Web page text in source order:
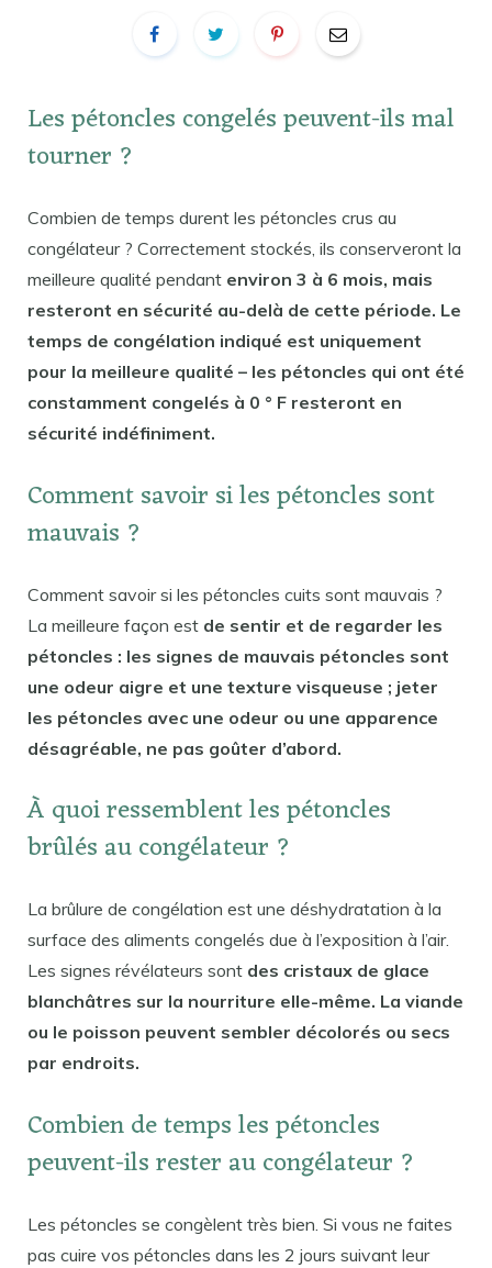
Les pétoncles congelés peuvent-ils mal
tourner ?
Combien de temps durent les pétoncles crus au
congélateur ? Correctement stockés, ils conserveront la
meilleure qualité pendant environ 3 à 6 mois, mais
resteront en sécurité au-delà de cette période. Le
temps de congélation indiqué est uniquement
pour la meilleure qualité – les pétoncles qui ont été
constamment congelés à 0 ° F resteront en
sécurité indéfiniment.
Comment savoir si les pétoncles sont
mauvais ?
Comment savoir si les pétoncles cuits sont mauvais ?
La meilleure façon est de sentir et de regarder les
pétoncles : les signes de mauvais pétoncles sont
une odeur aigre et une texture visqueuse ; jeter
les pétoncles avec une odeur ou une apparence
désagréable, ne pas goûter d’abord.
À quoi ressemblent les pétoncles
brûlés au congélateur ?
La brûlure de congélation est une déshydratation à la
surface des aliments congelés due à l’exposition à l’air.
Les signes révélateurs sont des cristaux de glace
blanchâtres sur la nourriture elle-même. La viande
ou le poisson peuvent sembler décolorés ou secs
par endroits.
Combien de temps les pétoncles
peuvent-ils rester au congélateur ?
Les pétoncles se congèlent très bien. Si vous ne faites
pas cuire vos pétoncles dans les 2 jours suivant leur